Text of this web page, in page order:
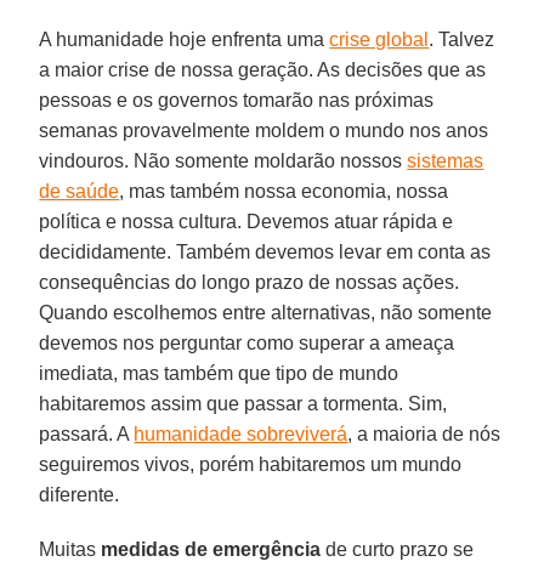
A humanidade hoje enfrenta umacrise global . Talvez
a maior crise de nossa geração. As decisões que as
pessoas e os governos tomarão nas próximas
semanas provavelmente moldem o mundo nos anos
vindouros. Não somente moldarão nossossistemas
de saúde, mas também nossa economia, nossa
política e nossa cultura. Devemos atuar rápida e
decididamente. Também devemos levar em conta as
consequências do longo prazo de nossas ações.
Quando escolhemos entre alternativas, não somente
devemos nos perguntar como superar a ameaça
imediata, mas também que tipo de mundo
habitaremos assim que passar a tormenta. Sim,
passará. A humanidade sobreviverá, a maioria de nós
seguiremos vivos, porém habitaremos um mundo
diferente.
Muitas medidas de emergência de curto prazo se